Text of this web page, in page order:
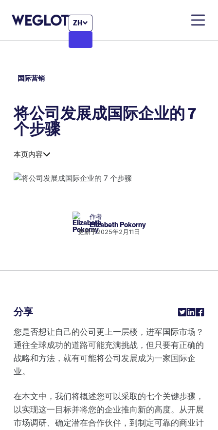
ZH
国际营销
将公司发展成国际企业的 7
个步骤
本页内容
作者
Elizabeth Pokorny
更新于2025年2月11日
您是否想让自己的公司更上一层楼，进军国际市场？
通往全球成功的道路可能充满挑战，但只要有正确的
战略和方法，就有可能将公司发展成为一家国际企
业。
在本文中，我们将概述您可以采取的七个关键步骤，
以实现这一目标并将您的企业推向新的高度。从开展
市场调研、确定潜在合作伙伴，到制定可靠的商业计
分享